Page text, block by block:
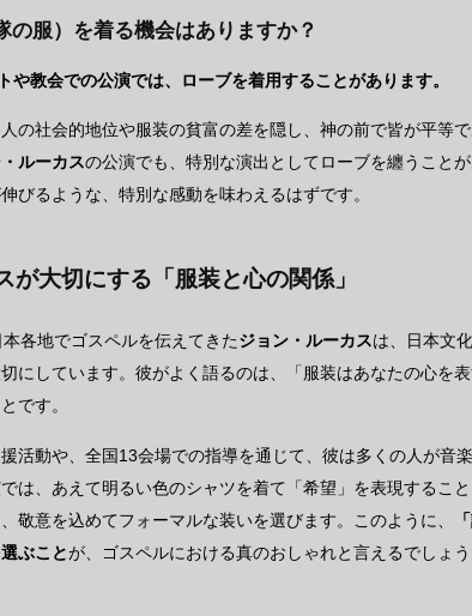
の服）を着る機会はありますか？
や教会での公演では、ローブを着用することがあります。
の社会的地位や服装の貧富の差を隠し、神の前で皆が平等
ルーカスの公演でも、特別な演出としてローブを纏うこと
びるような、特別な感動を味わえるはずです。
が大切にする「服装と心の関係」
各地でゴスペルを伝えてきたジョン・ルーカスは、日本文
にしています。彼がよく語るのは、「服装はあなたの心を
です。
活動や、全国13会場での指導を通じて、彼は多くの人が音
は、あえて明るい色のシャツを着て「希望」を表現するこ
敬意を込めてフォーマルな装いを選びます。このように、
ぶことが、ゴスペルにおける真のおしゃれと言えるでしょう